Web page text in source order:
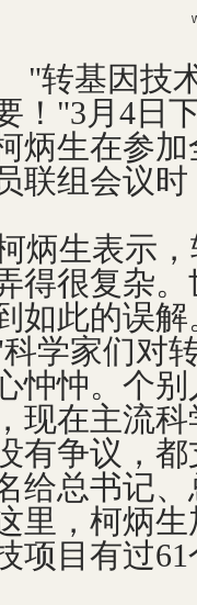
"转基因技
！"3月4日
炳生在参
联组会议
炳生表示，
得很复杂
如此的误
学家们对
忡忡。个
现在主流
没有争议，
给总书记
里，柯炳
项目有过